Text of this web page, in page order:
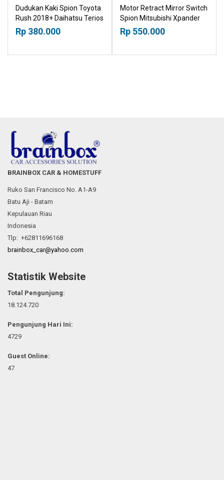
Dudukan Kaki Spion Toyota
Rush 2018+ Daihatsu Terios
Mirror Stand Bracket Breket
Rp 380.000
Motor Retract Mirror Switch
Spion Mitsubishi Xpander
Motor Lipat Otomatis
Dinamo Motor Ritrek
Rp 550.000
BRAINBOX CAR & HOMESTUFF
Ruko San Francisco No. A1-A9
Batu Aji - Batam
Kepulauan Riau
Indonesia
Tlp: +62811696168
brainbox_car@yahoo.com
Statistik Website
Total Pengunjung:
18.124.720
Pengunjung Hari Ini:
4729
Guest Online:
47